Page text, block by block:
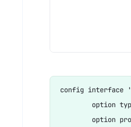
config interface
option
option